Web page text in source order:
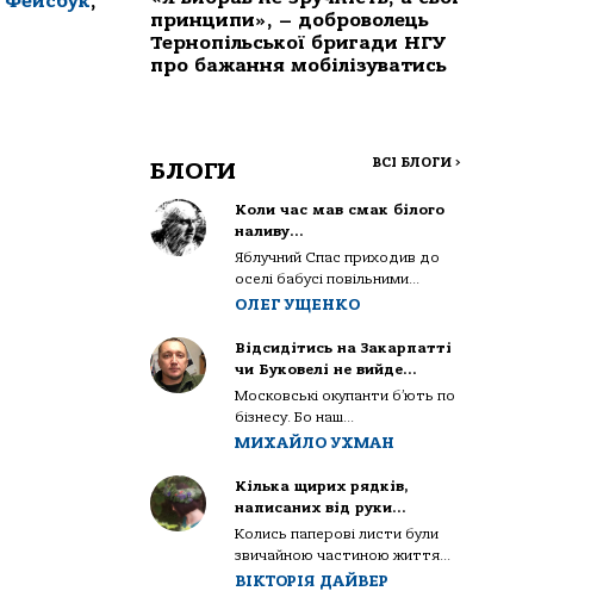
принципи», – доброволець
Тернопільської бригади НГУ
про бажання мобілізуватись
БЛОГИ ВСІ БЛОГИ >
Коли час мав смак білого
наливу…
Яблучний Спас приходив до
оселі бабусі повільними...
ОЛЕГ УЩЕНКО
Відсидітись на Закарпатті
чи Буковелі не вийде…
Московські окупанти б’ють по
бізнесу. Бо наш...
МИХАЙЛО УХМАН
Кілька щирих рядків,
написаних від руки…
Колись паперові листи були
звичайною частиною життя...
ВІКТОРІЯ ДАЙВЕР